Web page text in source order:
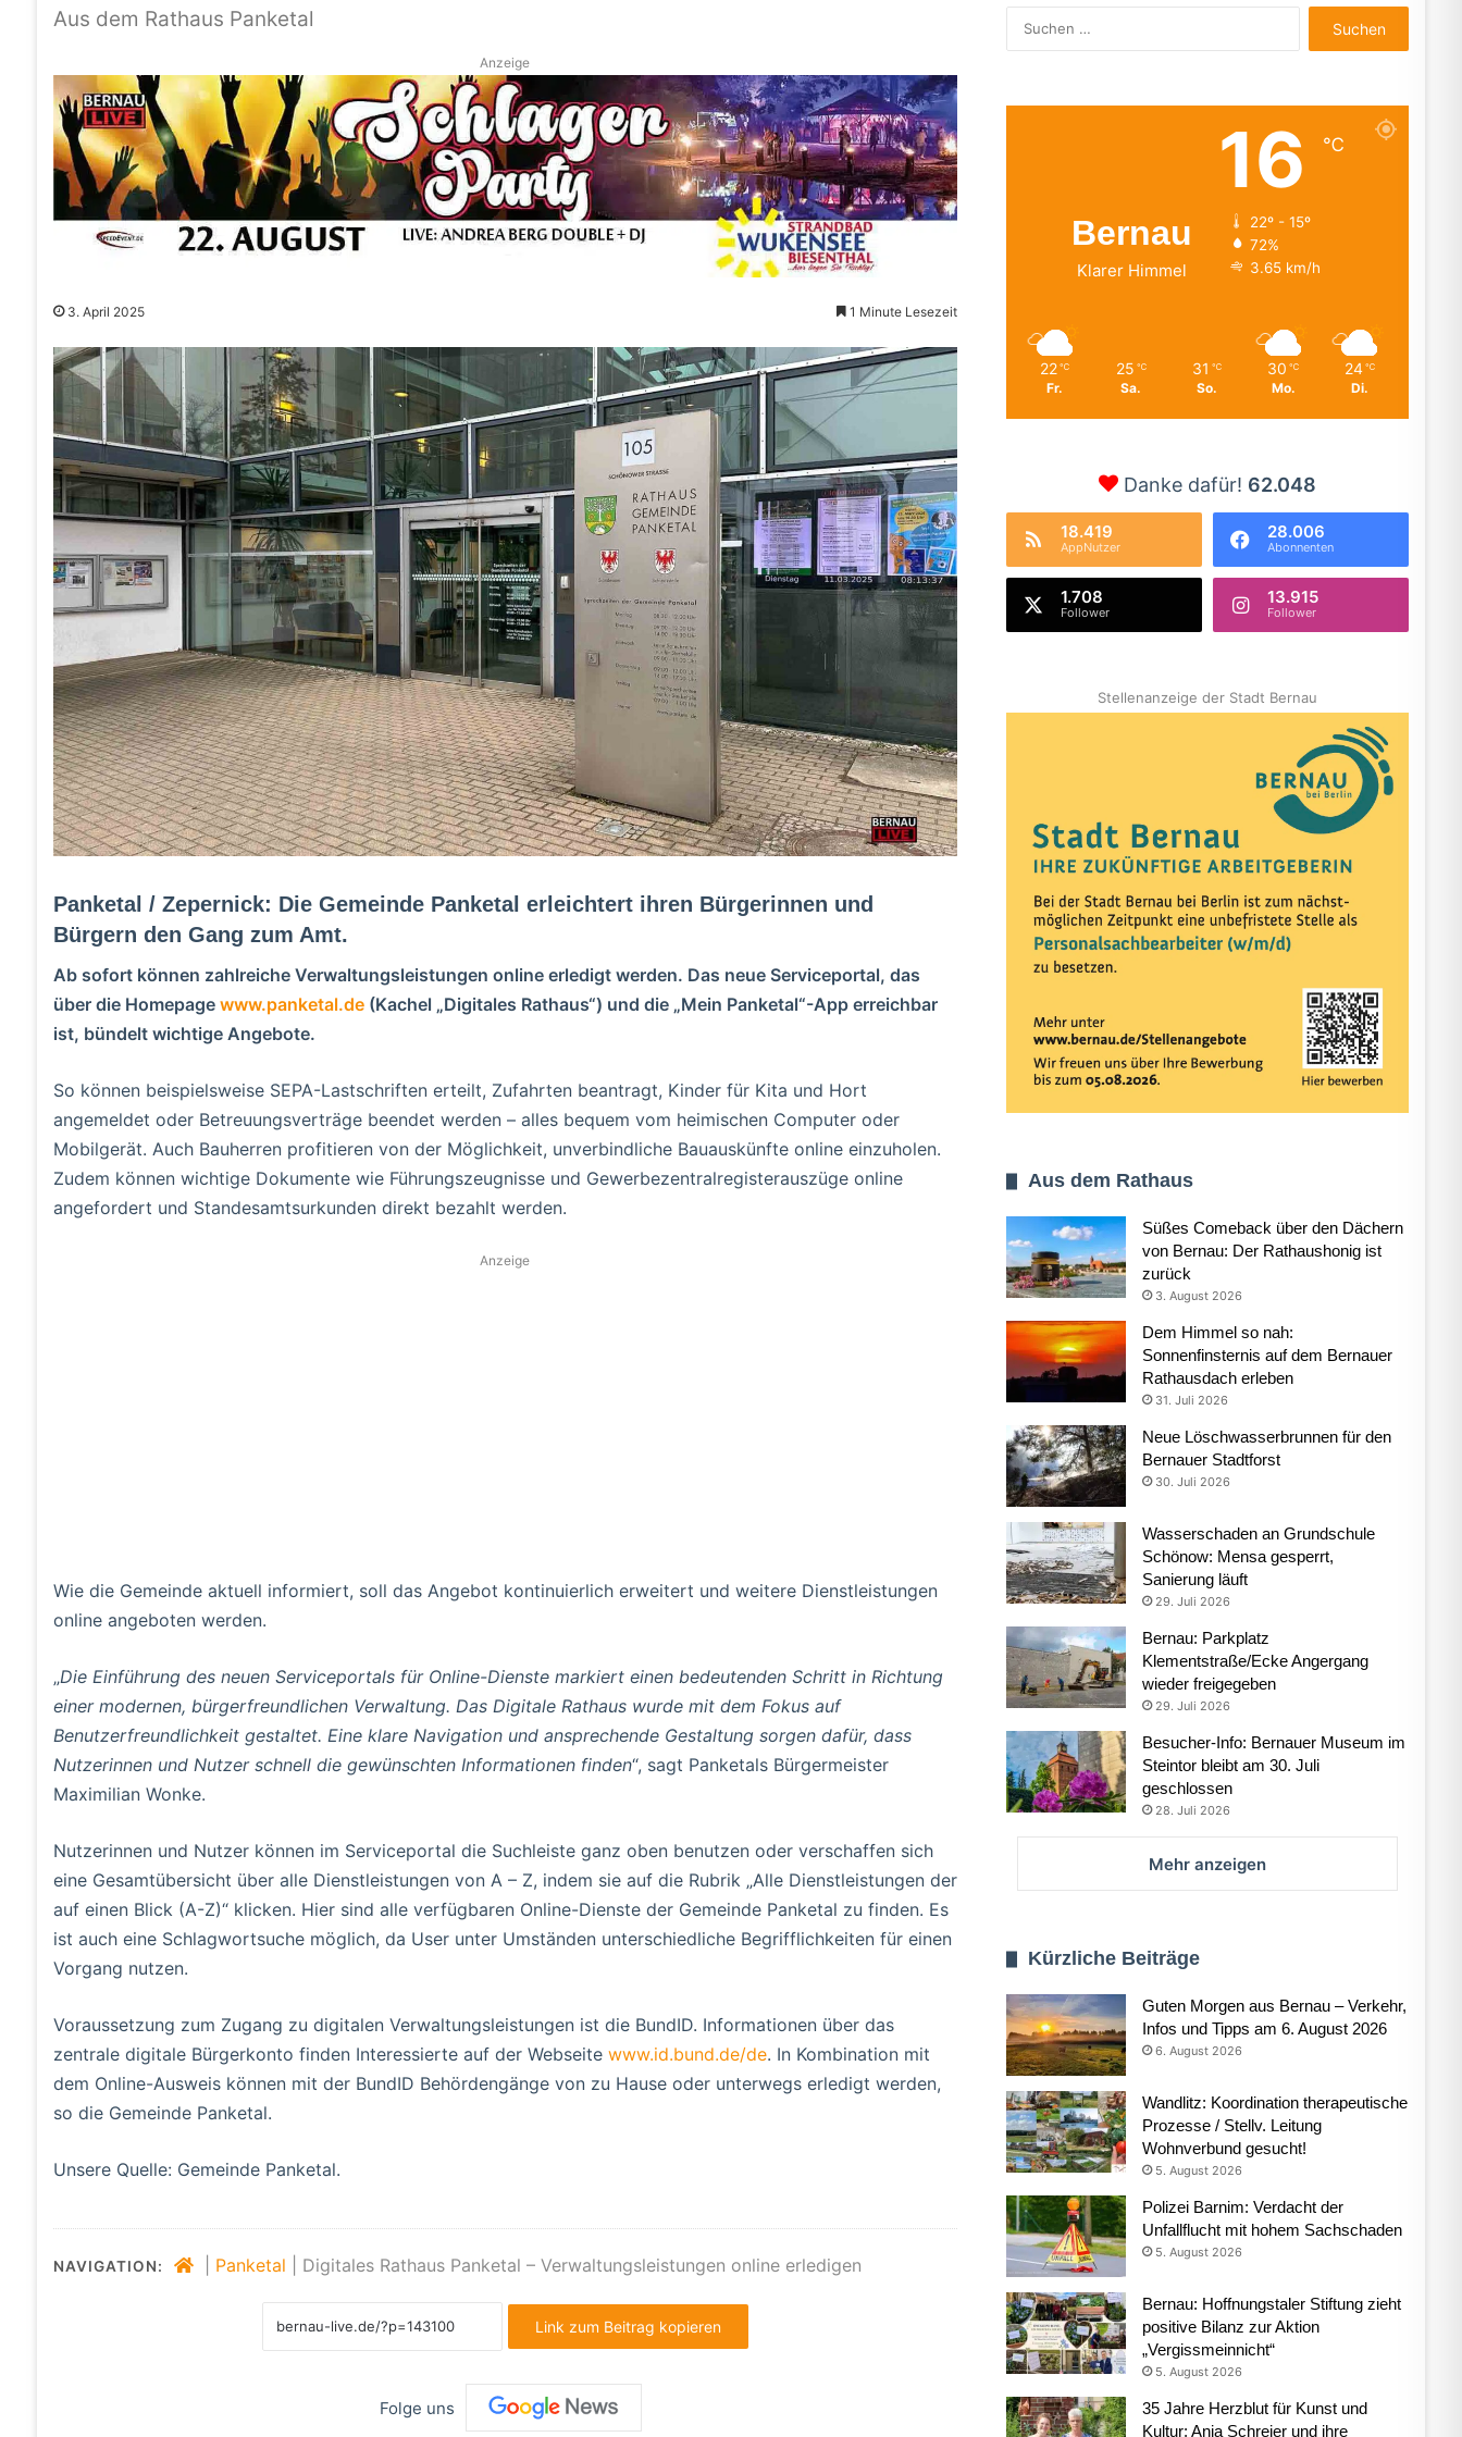
Aus dem Rathaus Panketal
Anzeige
3. April 2025 1 Minute Lesezeit
Panketal / Zepernick: Die Gemeinde Panketal erleichtert ihren Bürgerinnen und
Bürgern den Gang zum Amt.
Ab sofort können zahlreiche Verwaltungsleistungen online erledigt werden. Das neue Serviceportal, das
über die Homepage www.panketal.de(Kachel „Digitales Rathaus“) und die „Mein Panketal“-App erreichbar
ist, bündelt wichtige Angebote.
So können beispielsweise SEPA-Lastschriften erteilt, Zufahrten beantragt, Kinder für Kita und Hort
angemeldet oder Betreuungsverträge beendet werden – alles bequem vom heimischen Computer oder
Mobilgerät. Auch Bauherren profitieren von der Möglichkeit, unverbindliche Bauauskünfte online einzuholen.
Zudem können wichtige Dokumente wie Führungszeugnisse und Gewerbezentralregisterauszüge online
angefordert und Standesamtsurkunden direkt bezahlt werden.
Anzeige
Wie die Gemeinde aktuell informiert, soll das Angebot kontinuierlich erweitert und weitere Dienstleistungen
online angeboten werden.
„Die Einführung des neuen Serviceportals für Online-Dienste markiert einen bedeutenden Schritt in Richtung
einer modernen, bürgerfreundlichen Verwaltung. Das Digitale Rathaus wurde mit dem Fokus auf
Benutzerfreundlichkeit gestaltet. Eine klare Navigation und ansprechende Gestaltung sorgen dafür, dass
Nutzerinnen und Nutzer schnell die gewünschten Informationen finden“, sagt Panketals Bürgermeister
Maximilian Wonke.
Nutzerinnen und Nutzer können im Serviceportal die Suchleiste ganz oben benutzen oder verschaffen sich
eine Gesamtübersicht über alle Dienstleistungen von A – Z, indem sie auf die Rubrik „Alle Dienstleistungen der
auf einen Blick (A-Z)“ klicken. Hier sind alle verfügbaren Online-Dienste der Gemeinde Panketal zu finden. Es
ist auch eine Schlagwortsuche möglich, da User unter Umständen unterschiedliche Begrifflichkeiten für einen
Vorgang nutzen.
Voraussetzung zum Zugang zu digitalen Verwaltungsleistungen ist die BundID. Informationen über das
zentrale digitale Bürgerkonto finden Interessierte auf der Webseite www.id.bund.de/de. In Kombination mit
dem Online-Ausweis können mit der BundID Behördengänge von zu Hause oder unterwegs erledigt werden,
so die Gemeinde Panketal.
Unsere Quelle: Gemeinde Panketal.
NAVIGATION: Panketal Digitales Rathaus Panketal – Verwaltungsleistungen online erledigen
Link zum Beitrag kopieren
Folge uns
nach:
Bernau
Klarer Himmel
16 ℃
22º - 15º
72%
3.65 km/h
22 ℃
Fr.
25 ℃
Sa.
31 ℃
So.
30 ℃
Mo.
24 ℃
Di.
Danke dafür! 62.048
18.419
AppNutzer
28.006
Abonnenten
1.708
Follower
13.915
Follower
Stellenanzeige der Stadt Bernau
Aus dem Rathaus
Süßes Comeback über den Dächern
von Bernau: Der Rathaushonig ist
zurück
3. August 2026
Dem Himmel so nah:
Sonnenfinsternis auf dem Bernauer
Rathausdach erleben
31. Juli 2026
Neue Löschwasserbrunnen für den
Bernauer Stadtforst
30. Juli 2026
Wasserschaden an Grundschule
Schönow: Mensa gesperrt,
Sanierung läuft
29. Juli 2026
Bernau: Parkplatz
Klementstraße/Ecke Angergang
wieder freigegeben
29. Juli 2026
Besucher-Info: Bernauer Museum im
Steintor bleibt am 30. Juli
geschlossen
28. Juli 2026
Mehr anzeigen
Kürzliche Beiträge
Guten Morgen aus Bernau – Verkehr,
Infos und Tipps am 6. August 2026
6. August 2026
Wandlitz: Koordination therapeutische
Prozesse / Stellv. Leitung
Wohnverbund gesucht!
5. August 2026
Polizei Barnim: Verdacht der
Unfallflucht mit hohem Sachschaden
5. August 2026
Bernau: Hoffnungstaler Stiftung zieht
positive Bilanz zur Aktion
„Vergissmeinnicht“
5. August 2026
35 Jahre Herzblut für Kunst und
Kultur: Anja Schreier und ihre